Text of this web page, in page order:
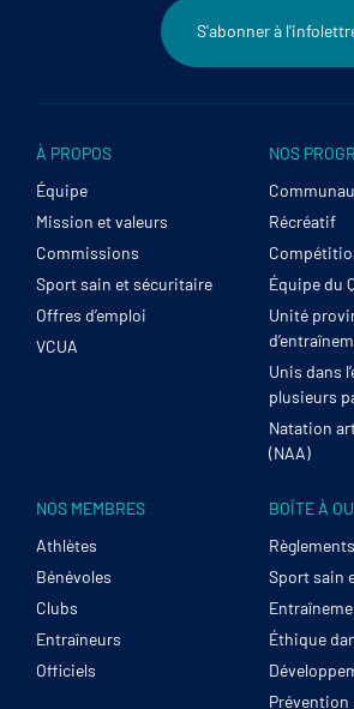
S'abonner à
À PROPOS
Équipe
Mission et valeurs
Commissions
Sport sain et sécuritaire
Offres d’emploi
VCUA
NOS
Récréatif
Équipe du
Unité
Unis dans
plusieurs
Natation
(NAA)
NOS MEMBRES
Athlètes
Bénévoles
Clubs
Entraîneurs
Officiels
BOÎTE À
Sport sain
Éthique
Prévention